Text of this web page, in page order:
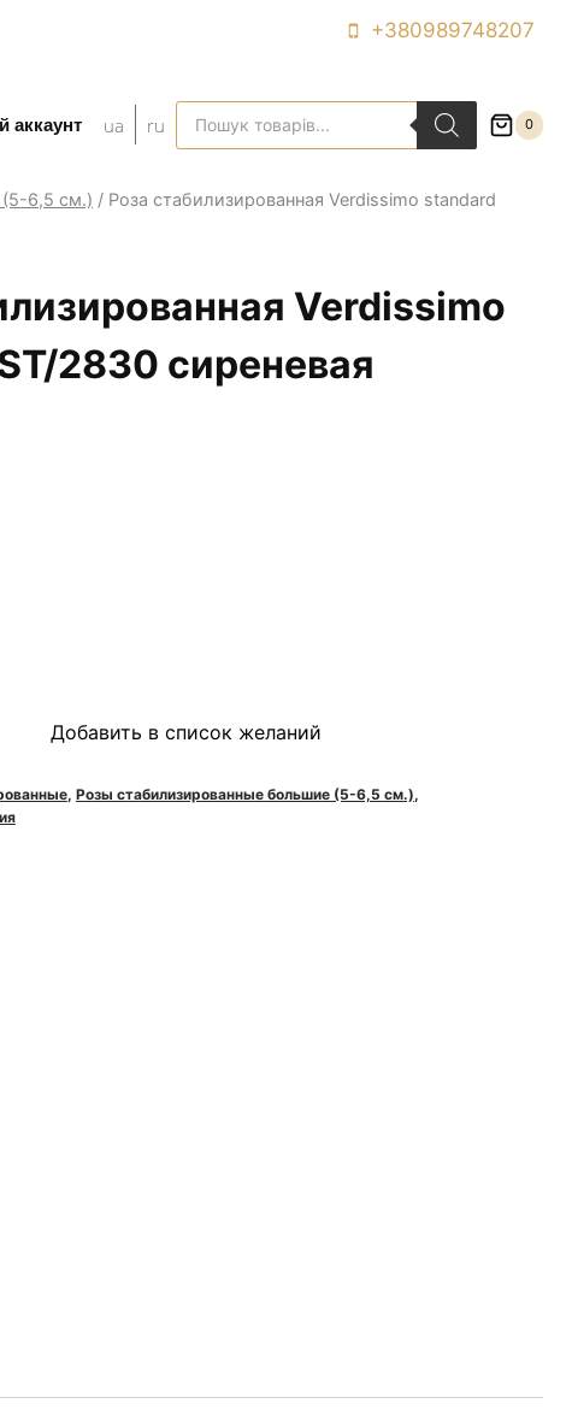
+380989748207
аккаунт ua ru
Поиск
товаров
0
6,5 см.) / Роза стабилизированная Verdissimo standard
Verdissimo
2830 сиреневая
Добавить в список желаний
, Розы стабилизированные большие (5-6,5 см.),